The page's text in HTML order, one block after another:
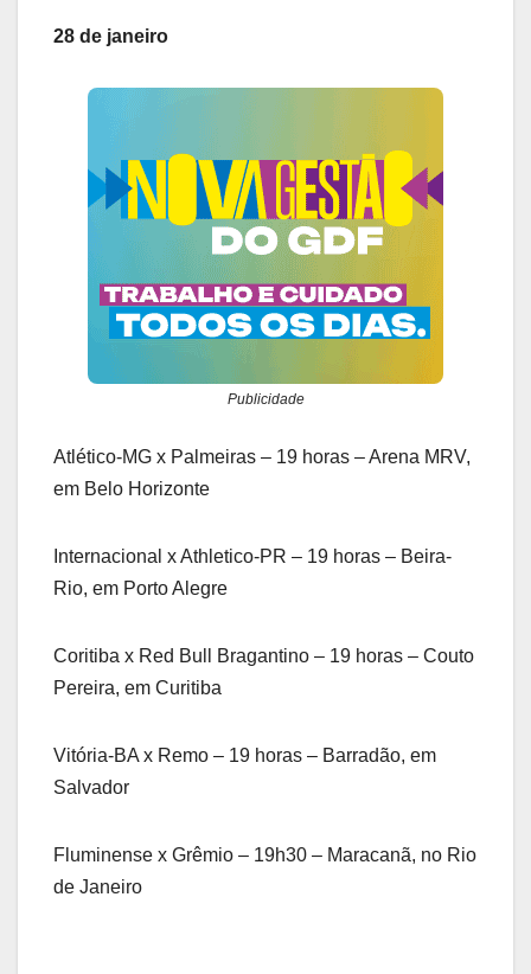
28 de janeiro
Publicidade
Atlético-MG x Palmeiras – 19 horas – Arena MRV,
em Belo Horizonte
Internacional x Athletico-PR – 19 horas – Beira-
Rio, em Porto Alegre
Coritiba x Red Bull Bragantino – 19 horas – Couto
Pereira, em Curitiba
Vitória-BA x Remo – 19 horas – Barradão, em
Salvador
Fluminense x Grêmio – 19h30 – Maracanã, no Rio
de Janeiro